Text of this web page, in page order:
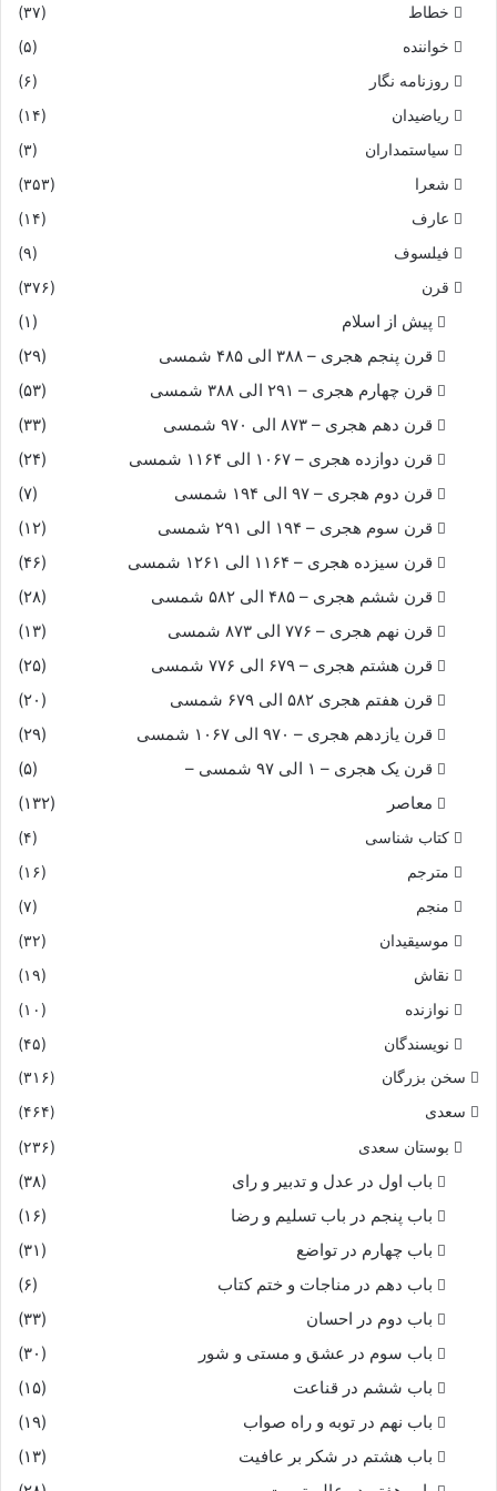
سپه دید افگنده چین در بروى‏
ز اسب و ز کنده برو بسته راه
شد از رنج و ز تشنگى شاه مات
چنین یافت از چرخ گردان برات‏
ز شطرنج طلخند بد آرزوى
گو آن شاه آزاده و نیکخوى‏
همى کرد مادر ببازى نگاه
پر از خون دل از بهر طلخند شاه‏
نشسته شب و روز پر درد و خشم
ببازى شطرنج داده دو چشم‏
همه کام و رایش بشطرنج بود
ز طلخند جانش پر از رنج بود
همیشه همى ریخت خونین سرشک
بران درد شطرنج بودش پزشک‏
بدین گونه بد تا چمان و چران
سر آمد کنون بر من این داستان
چنان هم که بشنیدم از باستان‏
خطاط
(۳۷)
خواننده
(۵)
روزنامه نگار
(۶)
ریاضیدان
(۱۴)
سیاستمداران
(۳)
شعرا
(۳۵۳)
عارف
(۱۴)
فیلسوف
(۹)
قرن
(۳۷۶)
پیش از اسلام
(۱)
قرن پنجم هجری – ۳۸۸ الی ۴۸۵ شمسی
(۲۹)
قرن چهارم هجری – ۲۹۱ الی ۳۸۸ شمسی
(۵۳)
قرن دهم هجری – ۸۷۳ الی ۹۷۰ شمسی
(۳۳)
قرن دوازده هجری – ۱۰۶۷ الی ۱۱۶۴ شمسی
(۲۴)
قرن دوم هجری – ۹۷ الی ۱۹۴ شمسی
(۷)
قرن سوم هجری – ۱۹۴ الی ۲۹۱ شمسی
(۱۲)
قرن سیزده هجری – ۱۱۶۴ الی ۱۲۶۱ شمسی
(۴۶)
قرن ششم هجری – ۴۸۵ الی ۵۸۲ شمسی
(۲۸)
قرن نهم هجری – ۷۷۶ الی ۸۷۳ شمسی
(۱۳)
قرن هشتم هجری – ۶۷۹ الی ۷۷۶ شمسی
(۲۵)
قرن هفتم هجری ۵۸۲ الی ۶۷۹ شمسی
(۲۰)
قرن یازدهم هجری – ۹۷۰ الی ۱۰۶۷ شمسی
(۲۹)
قرن یک هجری – ۱ الی ۹۷ شمسی –
(۵)
معاصر
(۱۳۲)
کتاب شناسی
(۴)
مترجم
(۱۶)
منجم
(۷)
موسیقیدان
(۳۲)
نقاش
(۱۹)
نوازنده
(۱۰)
نویسندگان
(۴۵)
سخن بزرگان
(۳۱۶)
سعدی
(۴۶۴)
بوستان سعدی (۲۳۶)
باب اول در عدل و تدبیر و رای
(۳۸)
باب پنجم در باب تسلیم و رضا
(۱۶)
باب چهارم در تواضع
(۳۱)
باب دهم در مناجات و ختم کتاب
(۶)
باب دوم در احسان
(۳۳)
باب سوم در عشق و مستی و شور
(۳۰)
باب ششم در قناعت
(۱۵)
باب نهم در توبه و راه صواب
(۱۹)
باب هشتم در شکر بر عافیت
(۱۳)